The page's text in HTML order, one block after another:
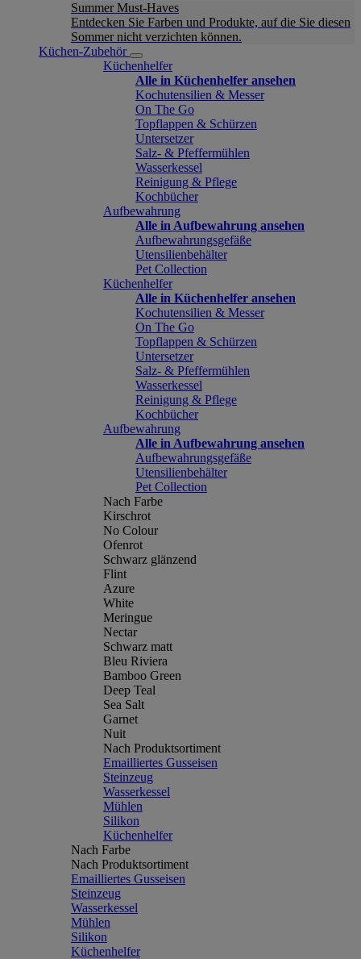
Summer Must-Haves
Entdecken Sie Farben und Produkte, auf die Sie diesen
Sommer nicht verzichten können.
Küchen-Zubehör
Küchenhelfer
Alle in Küchenhelfer ansehen
Kochutensilien & Messer
On The Go
Topflappen & Schürzen
Untersetzer
Salz- & Pfeffermühlen
Wasserkessel
Reinigung & Pflege
Kochbücher
Aufbewahrung
Alle in Aufbewahrung ansehen
Aufbewahrungsgefäße
Utensilienbehälter
Pet Collection
Küchenhelfer
Alle in Küchenhelfer ansehen
Kochutensilien & Messer
On The Go
Topflappen & Schürzen
Untersetzer
Salz- & Pfeffermühlen
Wasserkessel
Reinigung & Pflege
Kochbücher
Aufbewahrung
Alle in Aufbewahrung ansehen
Aufbewahrungsgefäße
Utensilienbehälter
Pet Collection
Nach Farbe
Kirschrot
No Colour
Ofenrot
Schwarz glänzend
Flint
Azure
White
Meringue
Nectar
Schwarz matt
Bleu Riviera
Bamboo Green
Deep Teal
Sea Salt
Garnet
Nuit
Nach Produktsortiment
Emailliertes Gusseisen
Steinzeug
Wasserkessel
Mühlen
Silikon
Küchenhelfer
Nach Farbe
Nach Produktsortiment
Emailliertes Gusseisen
Steinzeug
Wasserkessel
Mühlen
Silikon
Küchenhelfer